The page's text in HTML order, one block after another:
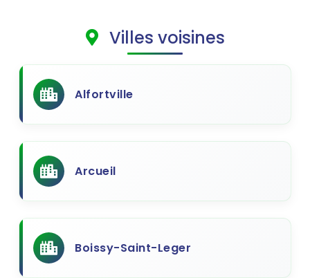
Villes voisines
Alfortville
Arcueil
Boissy-Saint-Leger